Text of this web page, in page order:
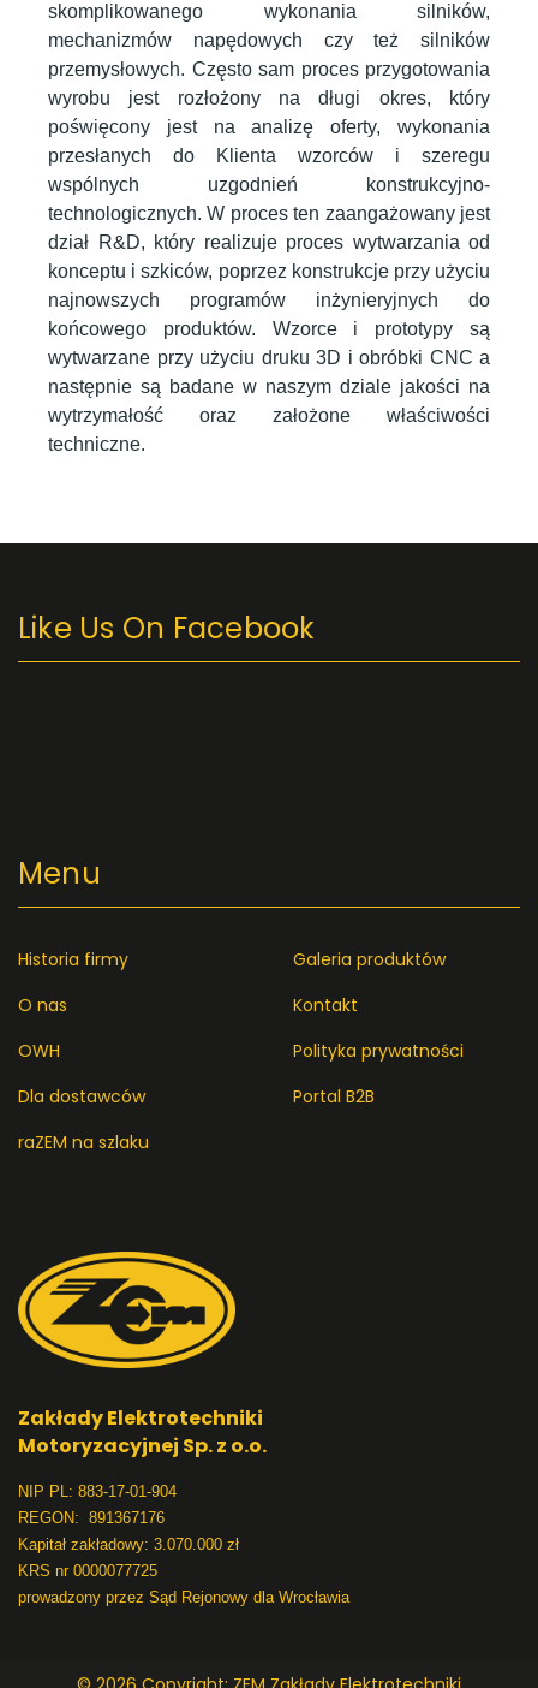
skomplikowanego wykonania silników,
mechanizmów napędowych czy też silników
przemysłowych. Często sam proces przygotowania
wyrobu jest rozłożony na długi okres, który
poświęcony jest na analizę oferty, wykonania
przesłanych do Klienta wzorców i szeregu
wspólnych uzgodnień konstrukcyjno-
technologicznych. W proces ten zaangażowany jest
dział R&D, który realizuje proces wytwarzania od
konceptu i szkiców, poprzez konstrukcje przy użyciu
najnowszych programów inżynieryjnych do
końcowego produktów. Wzorce i prototypy są
wytwarzane przy użyciu druku 3D i obróbki CNC a
następnie są badane w naszym dziale jakości na
wytrzymałość oraz założone właściwości
techniczne.
Like Us On Facebook
Menu
Historia firmy
Galeria produktów
O nas
Kontakt
OWH
Polityka prywatności
Dla dostawców
Portal B2B
raZEM na szlaku
Zakłady Elektrotechniki
Motoryzacyjnej Sp. z o.o.
NIP PL: 883-17-01-904
REGON: 891367176
Kapitał zakładowy: 3.070.000 zł
KRS nr 0000077725
prowadzony przez Sąd Rejonowy dla Wrocławia